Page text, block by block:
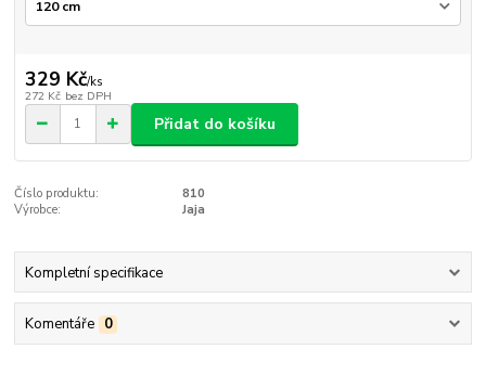
329 Kč/ks
272 Kč bez DPH
Přidat do košíku
Číslo produktu:
810
Výrobce:
Jaja
Kompletní specifikace
Komentáře 0